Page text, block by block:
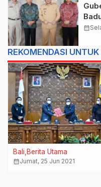
calendar_month
REKOMENDASI
Bali Berita Utama
calendar_monthJumat, 25 Jun 2021